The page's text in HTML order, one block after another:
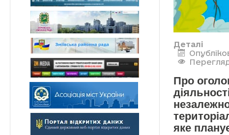
Деталі
Про
яке